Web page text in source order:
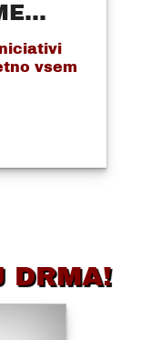
vsem
DRMA!